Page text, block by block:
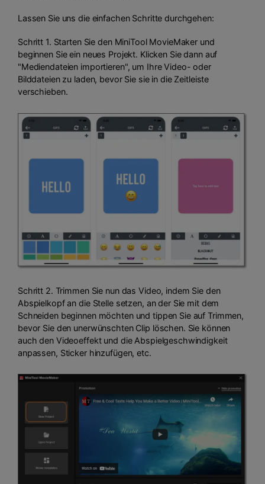
Lassen Sie uns die einfachen Schritte durchgehen:
Schritt 1. Starten Sie den MiniTool MovieMaker und
beginnen Sie ein neues Projekt. Klicken Sie dann auf
"Mediendateien importieren", um Ihre Video- oder
Bilddateien zu laden, bevor Sie sie in die Zeitleiste
verschieben.
Schritt 2. Trimmen Sie nun das Video, indem Sie den
Abspielkopf an die Stelle setzen, an der Sie mit dem
Schneiden beginnen möchten und tippen Sie auf Trimmen,
bevor Sie den unerwünschten Clip löschen. Sie können
auch den Videoeffekt und die Abspielgeschwindigkeit
anpassen, Sticker hinzufügen, etc.